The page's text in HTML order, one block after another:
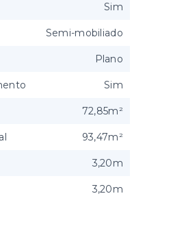
Sim
Semi-mobiliado
Plano
Sim
72,85m²
93,47m²
3,20m
3,20m